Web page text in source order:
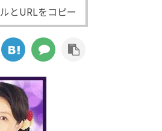
とURLをコピー